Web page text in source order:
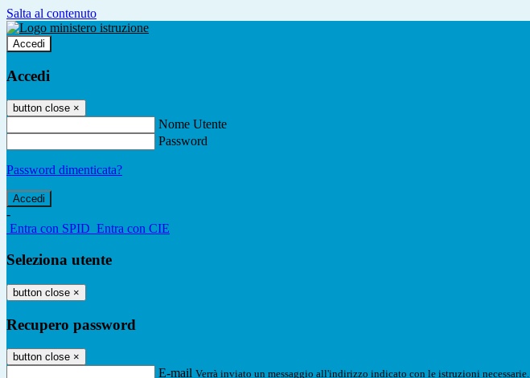
Salta al contenuto
Accedi
Accedi
button close ×
Nome Utente
Password
Password dimenticata?
-
Entra con SPID Entra con CIE
Seleziona utente
button close ×
Recupero password
button close ×
E-mail Verrà inviato un messaggio all'indirizzo indicato con le istruzioni necessarie.